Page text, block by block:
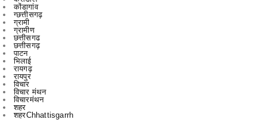
छत्तीसगढ
छत्तीसगढ़
पाटन
भिलाई
रायगढ़
रायपुर
विचार
विचार मंथन
विचारमंथन
शहर
शहरChhattisgarrh